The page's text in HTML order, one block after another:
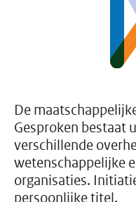
De
Gesproken bestaat
verschillende
weten­schappelijke
organisaties.
persoonlijke titel.